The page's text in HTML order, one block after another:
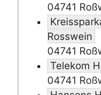
04741
Rosswein
04741
Telekom
04741